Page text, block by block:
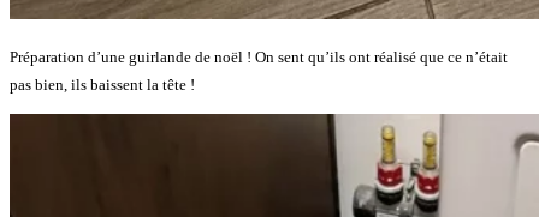
Préparation d’une guirlande de noël ! On sent qu’ils ont réalisé que ce n’était
pas bien, ils baissent la tête !